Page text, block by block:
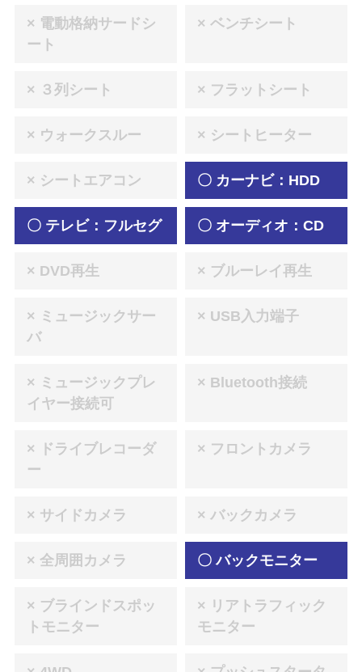
× 電動格納サードシ
ート
× ベンチシート
× ３列シート × フラットシート
× ウォークスルー × シートヒーター
× シートエアコン 〇 カーナビ：HDD
〇 テレビ：フルセグ 〇 オーディオ：CD
× DVD再生 × ブルーレイ再生
× ミュージックサー
バ
× USB入力端子
× ミュージックプレ
イヤー接続可
× Bluetooth接続
× ドライブレコーダ
ー
× フロントカメラ
× サイドカメラ × バックカメラ
× 全周囲カメラ 〇 バックモニター
× ブラインドスポッ
トモニター
× リアトラフィック
モニター